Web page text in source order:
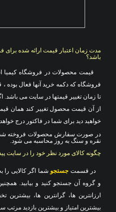
مدت زمان اعتبار قیمت ارائه شده
باشد؟
قیمت محصولات در فروشگاه کیمیا
فروشگاه که دکمه خرید آنها فعال بوده
تا زمان تغییر قیمتها در سایت می
از آن قیمت محصول تغییر کند همان
خواهید دید برای شما در فاکتور درج
در صورت سفارش محصولات فروخته
نقره و سنگ به روز محاسبه می شود.
چگونه کالای مورد نظر خود را در سایت
در قسمت جستجو شما اگر کالایی را
و گروه آن جستجو کنید و بیابید.
ارزانترین ها، گرانترین ها، بیشترین
بیشترین امتیاز و بیشترین بازدید مرتب